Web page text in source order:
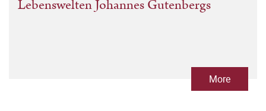
Lebenswelten Johannes Gutenbergs
More